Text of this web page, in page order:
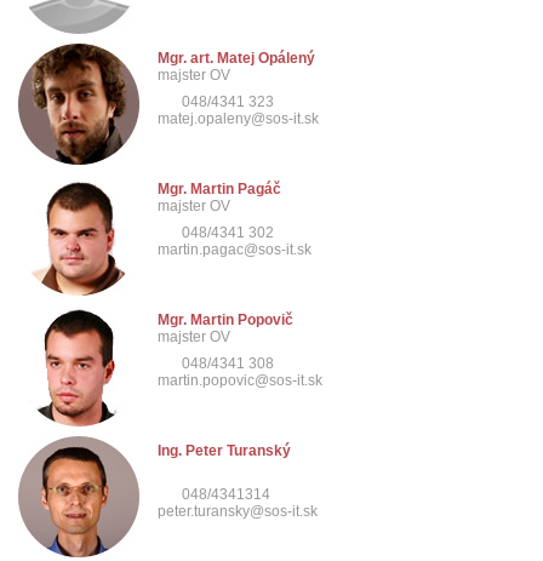
Mgr. art. Matej Opálený
majster OV
048/4341 323
matej.opaleny@sos-it.sk
Mgr. Martin Pagáč
majster OV
048/4341 302
martin.pagac@sos-it.sk
Mgr. Martin Popovič
majster OV
048/4341 308
martin.popovic@sos-it.sk
Ing. Peter Turanský
048/4341314
peter.turansky@sos-it.sk